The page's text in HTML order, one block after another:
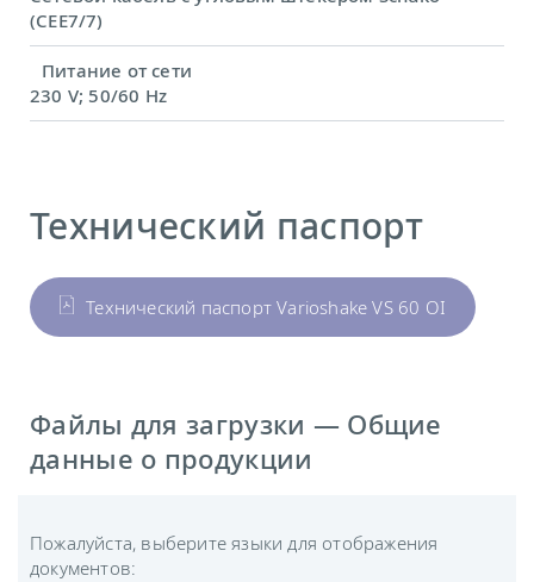
(CEE7/7)
Питание от сети
230 V; 50/60 Hz
Технический паспорт
Технический паспорт Varioshake VS 60 OI
Файлы для загрузки — Общие
данные о продукции
Пожалуйста, выберите языки для отображения
документов: